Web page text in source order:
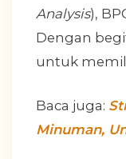
Analysis),
Dengan
untuk
Baca juga:
Minuman,